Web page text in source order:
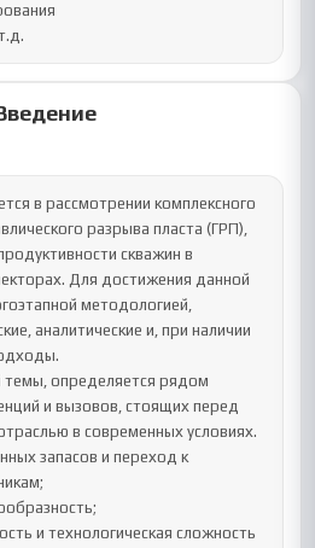
в рассмотрении комплексного
разрыва пласта (ГРП),
скважин в
Для достижения данной
методологией,
аналитические и, при наличии
темы, определяется рядом
и вызовов, стоящих перед
в современных условиях.
запасов и переход к
и технологическая сложность